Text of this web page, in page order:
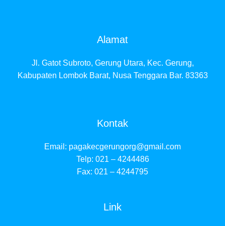
Alamat
Jl. Gatot Subroto, Gerung Utara, Kec. Gerung,
Kabupaten Lombok Barat, Nusa Tenggara Bar. 83363
Kontak
Email: pagakecgerungorg@gmail.com
Telp: 021 – 4244486
Fax: 021 – 4244795
Link